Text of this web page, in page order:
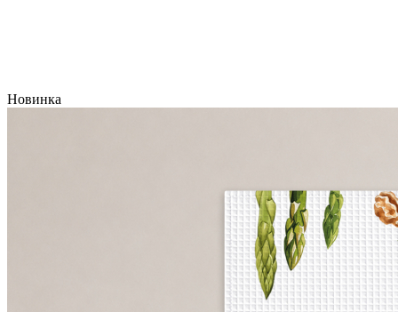
Новинка